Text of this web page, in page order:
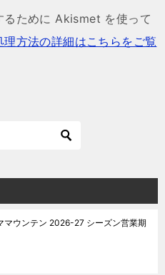
るために Akismet を使って
理方法の詳細はこちらをご覧
マウンテン 2026-27 シーズン営業期